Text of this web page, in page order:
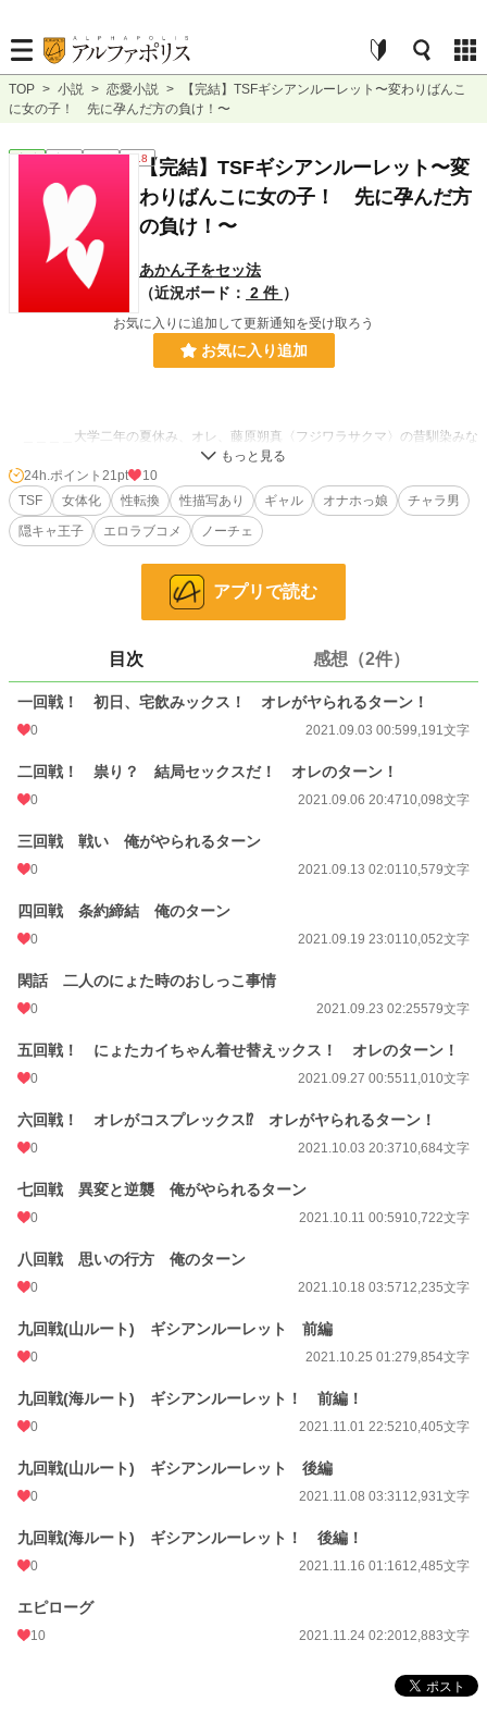
TOP > 小説 > 恋愛小説 >
【完結】TSFギシアンルーレット〜変わりばんこ
に女の子！ 先に孕んだ方の負け！〜
恋愛 完結 短編 R18【完結】TSFギシアンルーレット〜変
わりばんこに女の子！ 先に孕んだ方
の負け！〜
あかん子をセッ法
（近況ボード： 2 件 ）
お気に入りに追加して更新通知を受け取ろう
お気に入り追加
＿＿＿＿大学二年の夏休み、オレ、藤原朔真〈フジワラサクマ〉の昔馴染みな
同い年の男親友、榊海〈サカキカイ〉は、飲み会の帰り、何の因果か突然女体化
してしまった！
変わり果てたアイツの姿は美少女でめっちゃオレのタイプ！ でも中身は親
友！ あり得ねえから大丈夫……な筈だった。素面なら。
(やってしまった……オレはなんて事を……)
そんなオレに、更なる不幸が襲い掛かる！ 何と！ 起きたらアイツは戻っ
「昨日は、よくもやってくれたな……？」
ラ男とオナホ系美少女になるオタクの王子様が代わりばんこに男に女に変わって
勝ちゃいいんだよ！ なクソアホクレイジー女体化エロラブコメディー開幕！
お気に入り
24h.ポイント
文字数
更新日時 2021.11.24 02:20
初回公開日時
初回完結日時 2021.11.24 12:13
月間ポイント 273 pt (45,514 位)
24h.ポイント 21pt
10
TSF
女体化 性転換 性描写あり ギャル オナホっ娘
チャラ男
隠キャ王子
エロラブコメ ノーチェ
アプリで読む
目次 感想（2件）
一回戦！ 初日、宅飲みックス！ オレがヤられるターン！
0 2021.09.03 00:599,191文字
二回戦！ 祟り？ 結局セックスだ！ オレのターン！
0 2021.09.06 20:4710,098文字
三回戦 戦い 俺がやられるターン
0 2021.09.13 02:0110,579文字
四回戦 条約締結 俺のターン
0 2021.09.19 23:0110,052文字
閑話 二人のにょた時のおしっこ事情
0 2021.09.23 02:25579文字
五回戦！ にょたカイちゃん着せ替えックス！ オレのターン！
0 2021.09.27 00:5511,010文字
六回戦！ オレがコスプレックス⁉︎ オレがヤられるターン！
0 2021.10.03 20:3710,684文字
七回戦 異変と逆襲 俺がやられるターン
0 2021.10.11 00:5910,722文字
八回戦 思いの行方 俺のターン
0 2021.10.18 03:5712,235文字
九回戦(山ルート) ギシアンルーレット 前編
0 2021.10.25 01:279,854文字
九回戦(海ルート) ギシアンルーレット！ 前編！
0 2021.11.01 22:5210,405文字
九回戦(山ルート) ギシアンルーレット 後編
0 2021.11.08 03:3112,931文字
九回戦(海ルート) ギシアンルーレット！ 後編！
0 2021.11.16 01:1612,485文字
エピローグ
10 2021.11.24 02:2012,883文字